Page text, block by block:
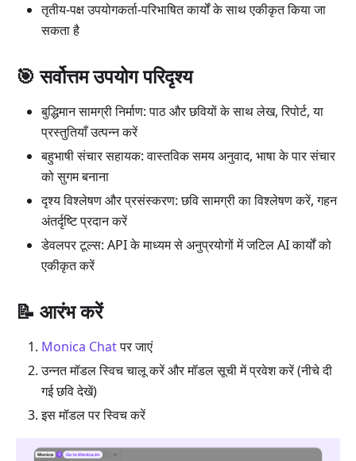
तृतीय-पक्ष उपयोगकर्ता-परिभाषित कार्यों के साथ एकीकृत किया जा
सकता है
🎯 सर्वोत्तम उपयोग परिदृश्य
बुद्धिमान सामग्री निर्माण: पाठ और छवियों के साथ लेख, रिपोर्ट, या
प्रस्तुतियाँ उत्पन्न करें
बहुभाषी संचार सहायक: वास्तविक समय अनुवाद, भाषा के पार संचार
को सुगम बनाना
दृश्य विश्लेषण और प्रसंस्करण: छवि सामग्री का विश्लेषण करें, गहन
अंतर्दृष्टि प्रदान करें
डेवलपर टूल्स: API के माध्यम से अनुप्रयोगों में जटिल AI कार्यों को
एकीकृत करें
📝 आरंभ करें
Monica Chatपर जाएं
उन्नत मॉडल स्विच चालू करें और मॉडल सूची में प्रवेश करें (नीचे दी
गई छवि देखें)
इस मॉडल पर स्विच करें